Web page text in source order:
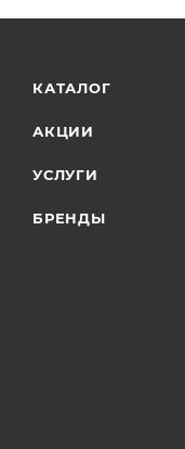
КАТАЛОГ
АКЦИИ
УСЛУГИ
БРЕНДЫ